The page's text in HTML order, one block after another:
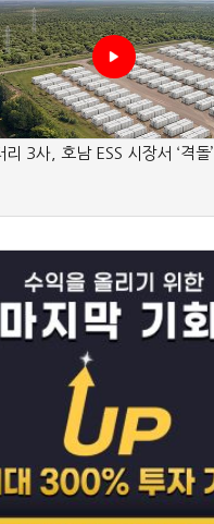
리 3사, 호남 ESS 시장서 ‘격돌’